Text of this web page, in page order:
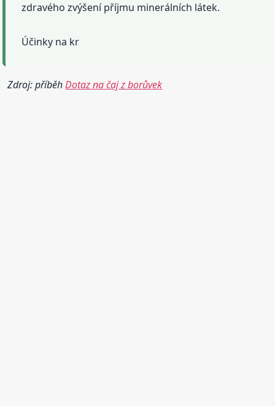
zdravého zvýšení příjmu minerálních látek.
Účinky na kr
Zdroj: příběhDotaz na čaj z borůvek